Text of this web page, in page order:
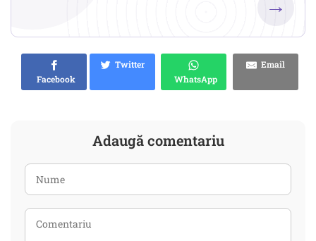
→
Facebook
Twitter
WhatsApp
Email
Adaugă comentariu